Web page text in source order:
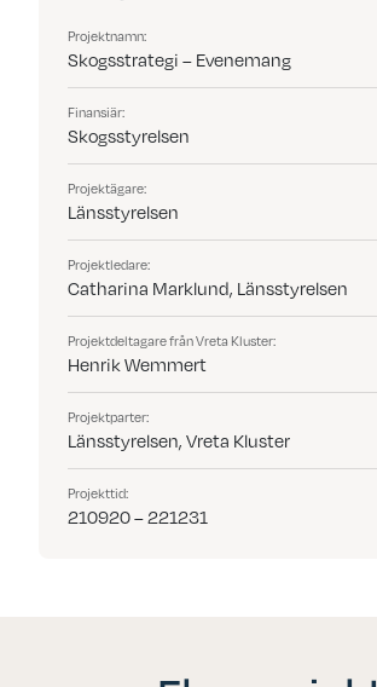
Projektnamn:
Skogsstrategi – Evenemang
Finansiär:
Skogsstyrelsen
Projektägare:
Länsstyrelsen
Projektledare:
Catharina Marklund, Länsstyrelsen
Projektdeltagare från Vreta Kluster:
Henrik Wemmert
Projektparter:
Länsstyrelsen, Vreta Kluster
Projekttid:
210920 – 221231